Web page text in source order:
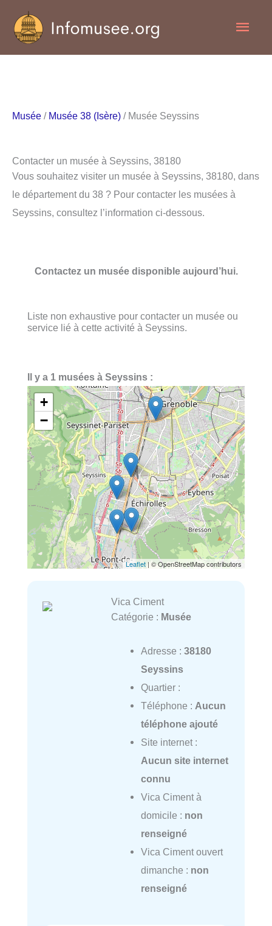
contenu
Musée / Musée 38 (Isère) / Musée Seyssins
Contacter un musée à Seyssins, 38180
Vous souhaitez visiter un musée à Seyssins, 38180, dans
le département du 38 ? Pour contacter les musées à
Seyssins, consultez l’information ci-dessous.
Contactez un musée disponible aujourd’hui.
Liste non exhaustive pour contacter un musée ou
service lié à cette activité à Seyssins.
Il y a 1 musées à Seyssins :
+
−
Leaflet | © OpenStreetMap contributors
Vica Ciment
Catégorie : Musée
Adresse : 38180
Seyssins
Quartier :
Téléphone : Aucun
téléphone ajouté
Site internet :
Aucun site internet
connu
Vica Ciment à
domicile : non
renseigné
Vica Ciment ouvert
dimanche : non
renseigné